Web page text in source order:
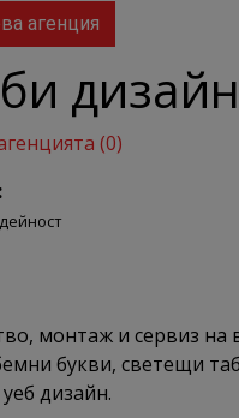
агенция
дизайн
(0)
монтаж и сервиз на
букви, светещи
дизайн.